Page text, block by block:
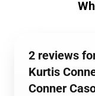
2 reviews
Kurtis
Conner